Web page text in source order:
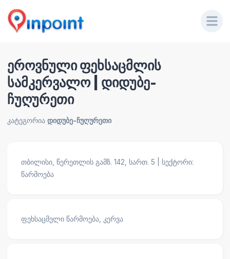
ეროვნული ფეხსაცმლის
სამკერვალო | დიდუბე-
ჩუღურეთი
კატეგორია დიდუბე-ჩუღურეთი
თბილისი, წერეთლის გამზ. 142, სართ. 5 | სექტორი:
წარმოება
ფეხსაცმელი წარმოება, კერვა